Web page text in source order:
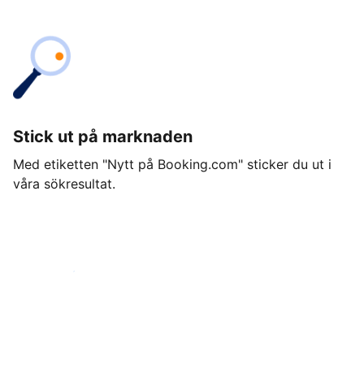
Stick ut på marknaden
Med etiketten "Nytt på Booking.com" sticker du ut i
våra sökresultat.
Kom igång idag